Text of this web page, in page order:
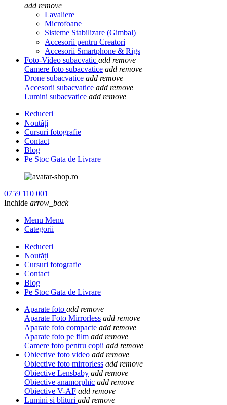
add remove
Lavaliere
Microfoane
Sisteme Stabilizare (Gimbal)
Accesorii pentru Creatori
Accesorii Smartphone & Rigs
Foto-Video subacvatic add remove
Camere foto subacvatice add remove
Drone subacvatice add remove
Accesorii subacvatice add remove
Lumini subacvatice add remove
Reduceri
Noutăți
Cursuri fotografie
Contact
Blog
Pe Stoc Gata de Livrare
0759 110 001
Inchide arrow_back
Menu Menu
Categorii
Reduceri
Noutăți
Cursuri fotografie
Contact
Blog
Pe Stoc Gata de Livrare
Aparate foto add remove
Aparate Foto Mirrorless add remove
Aparate foto compacte add remove
Aparate foto pe film add remove
Camere foto pentru copii add remove
Obiective foto video add remove
Obiective foto mirrorless add remove
Obiective Lensbaby add remove
Obiective anamorphic add remove
Obiective V-AF add remove
Lumini si blituri add remove